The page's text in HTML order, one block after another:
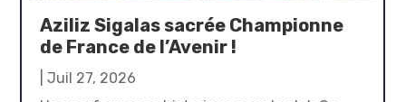
Aziliz Sigalas sacrée Championne
de France de l’Avenir !
Juil 27, 2026